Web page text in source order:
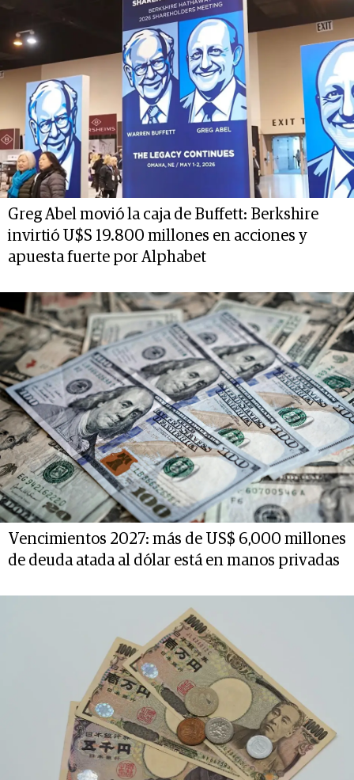
Greg Abel movió la caja de Buffett: Berkshire
invirtió U$S 19.800 millones en acciones y
apuesta fuerte por Alphabet
Vencimientos 2027: más de US$ 6,000 millones
de deuda atada al dólar está en manos privadas